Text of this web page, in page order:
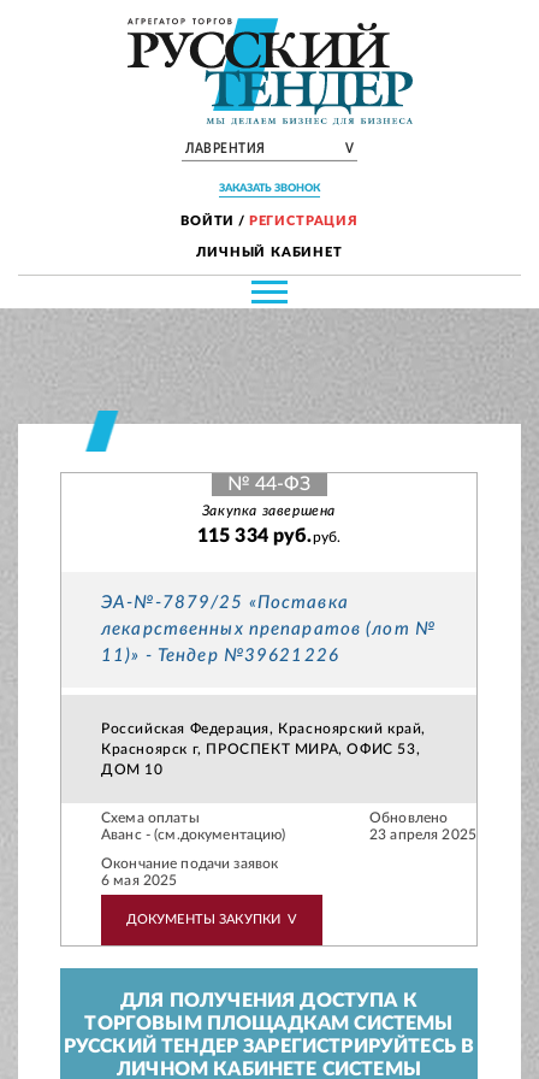
ЛАВРЕНТИЯ V
ЗАКАЗАТЬ ЗВОНОК
ВОЙТИ / РЕГИСТРАЦИЯ
ЛИЧНЫЙ КАБИНЕТ
№ 44-ФЗ
Закупка завершена
115 334 руб.руб.
ЭА-№-7879/25 «Поставка
лекарственных препаратов (лот №
11)» - Тендер №39621226
Российская Федерация, Красноярский край,
Красноярск г, ПРОСПЕКТ МИРА, ОФИС 53,
ДОМ 10
Схема оплаты
Аванс - (см.документацию)
Обновлено
23 апреля 2025
Окончание подачи заявок
6 мая 2025
ДОКУМЕНТЫ ЗАКУПКИ V
ДЛЯ ПОЛУЧЕНИЯ ДОСТУПА К
ТОРГОВЫМ ПЛОЩАДКАМ СИСТЕМЫ
РУССКИЙ ТЕНДЕР ЗАРЕГИСТРИРУЙТЕСЬ В
ЛИЧНОМ КАБИНЕТЕ СИСТЕМЫ